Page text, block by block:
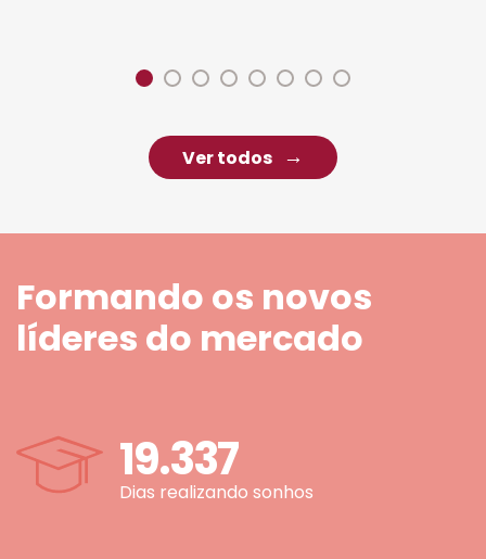
Ver todos
Formando os novos
líderes do mercado
19.337
Dias realizando sonhos